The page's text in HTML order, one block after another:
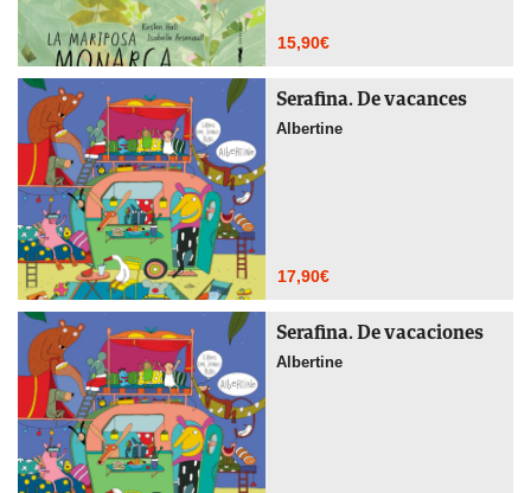
15,90€
Serafina. De vacances
Albertine
17,90€
Serafina. De vacaciones
Albertine